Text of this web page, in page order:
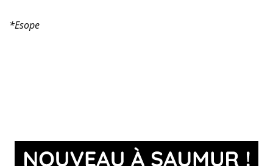
*Esope